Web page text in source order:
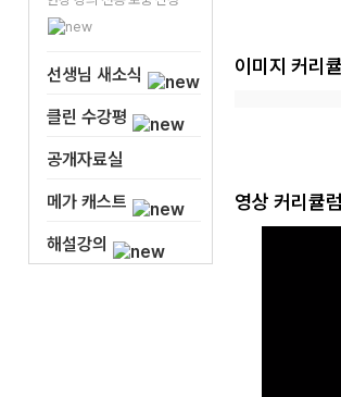
선생님 새소식
클린 수강평
공개자료실
메가 캐스트
해설강의
이미지 커리
영상 커리큘